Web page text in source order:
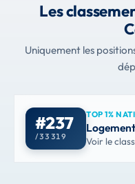
Les
Uniquement les
#237
/ 33 319
TOP 1%
Voir le